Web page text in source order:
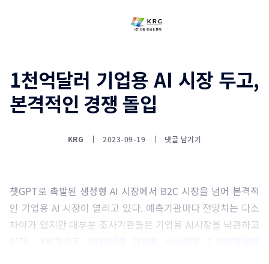
1천억달러 기업용 AI 시장 두고,
본격적인 경쟁 돌입
KRG 2023-09-19 댓글 남기기
챗GPT로 촉발된 생성형 AI 시장에서 B2C 시장을 넘어 본격적
인 기업용 AI 시장이 열리고 있다. 예측기관마다 전망치는 다소
차이가 있지만 대부분 조사기관들은 기업용 AI시장을 낙관하고